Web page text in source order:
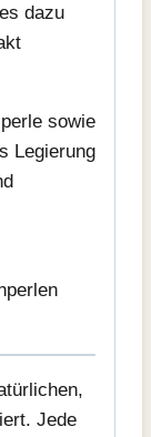
dazu
sowie
Legierung
Jede